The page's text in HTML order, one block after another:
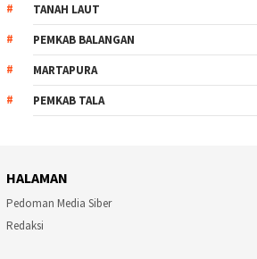
TANAH LAUT
PEMKAB BALANGAN
MARTAPURA
PEMKAB TALA
HALAMAN
Pedoman Media Siber
Redaksi